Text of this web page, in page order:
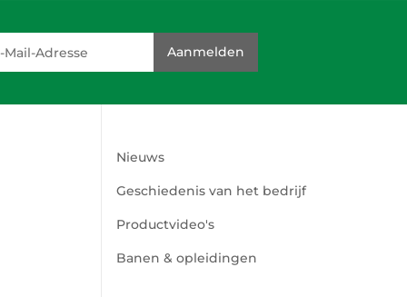
Aanmelden
Nieuws
Geschiedenis van het bedrijf
Productvideo's
Banen & opleidingen